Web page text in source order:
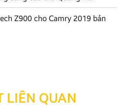
Z900 cho Camry 2019 bản
LIÊN QUAN